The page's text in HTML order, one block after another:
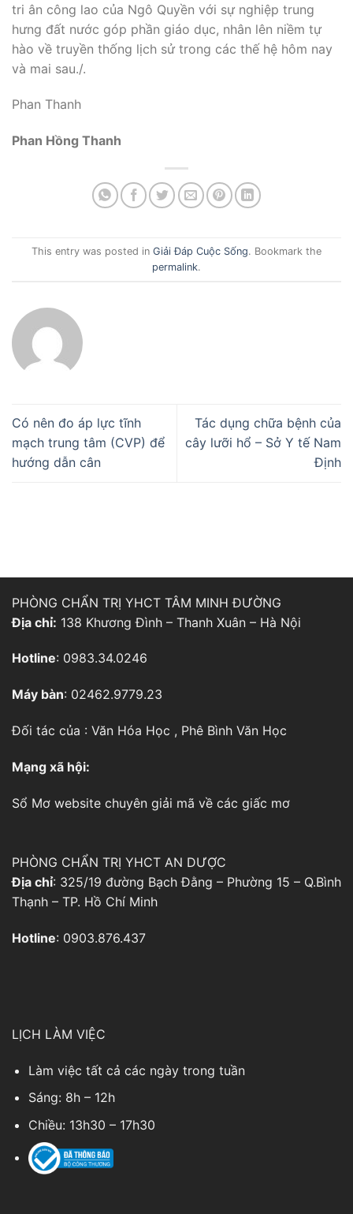
tri ân công lao của Ngô Quyền với sự nghiệp trung
hưng đất nước góp phần giáo dục, nhân lên niềm tự
hào về truyền thống lịch sử trong các thế hệ hôm nay
và mai sau./.
Phan Thanh
Phan Hồng Thanh
This entry was posted in Giải Đáp Cuộc Sống. Bookmark the
permalink.
Có nên đo áp lực tĩnh
mạch trung tâm (CVP) để
hướng dẫn cân
Tác dụng chữa bệnh của
cây lưỡi hổ – Sở Y tế Nam
Định
PHÒNG CHẨN TRỊ YHCT TÂM MINH ĐƯỜNG
Địa chỉ: 138 Khương Đình – Thanh Xuân – Hà Nội
Hotline: 0983.34.0246
Máy bàn: 02462.9779.23
Đối tác của : Văn Hóa Học , Phê Bình Văn Học
Mạng xã hội:
Sổ Mơ website chuyên giải mã về các giấc mơ
PHÒNG CHẨN TRỊ YHCT AN DƯỢC
Địa chỉ: 325/19 đường Bạch Đằng – Phường 15 – Q.Bình
Thạnh – TP. Hồ Chí Minh
Hotline: 0903.876.437
LỊCH LÀM VIỆC
Làm việc tất cả các ngày trong tuần
Sáng: 8h – 12h
Chiều: 13h30 – 17h30